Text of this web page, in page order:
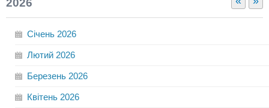
2026
Січень 2026
Лютий 2026
Березень 2026
Квітень 2026